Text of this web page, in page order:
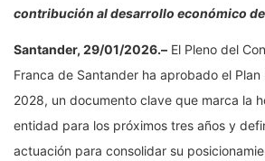
contribución al desarrollo económico
Santander, 29/01/2026.– El Pleno del
Franca de Santander ha aprobado el
2028, un documento clave que marca la
entidad para los próximos tres años y
actuación para consolidar su